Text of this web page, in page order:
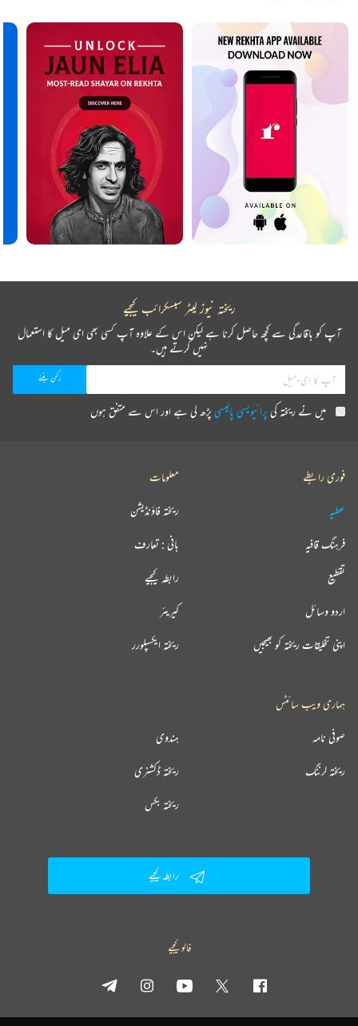
ریختہ نیوز لیٹر سبسکرائب کیجیے
آپ کو باقاعدگی سے کچھ حاصل کرنا ہے لیکن اس کے علاوہ آپ کسی بھی ای میل کا استعمال
نہیں کرتے ہیں۔
میں نے ریختہ کیپرائیویسی پالیسیپڑھ لی ہے اور اس سے متفق ہوں
فوری رابطے
عطیہ
فرہنگ قافیہ
تقطیع
اردو وسائل
اپنی تخلیقات ریختہ کو بھیجیں
معلومات
ریختہ فاؤنڈیشن
بانی : تعارف
رابطہ کیجیے
کیریئر
ریختہ ایکسپلورر
ہماری ویب سائٹس
ہندوی صوفی نامہ
ریختہ ڈکشنری ریختہ لرننگ
ریختہ بکس
رابطہ کیجیے
فالو کیجیے